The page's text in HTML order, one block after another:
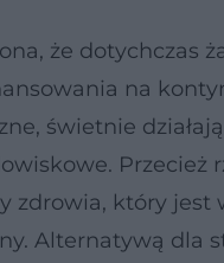
że dotychczas
na
świetnie
Przecież
zdrowia, który jest
Alternatywą dla